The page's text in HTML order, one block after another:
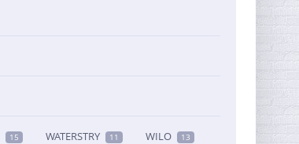
15 WATERSTRY 11 WILO 13